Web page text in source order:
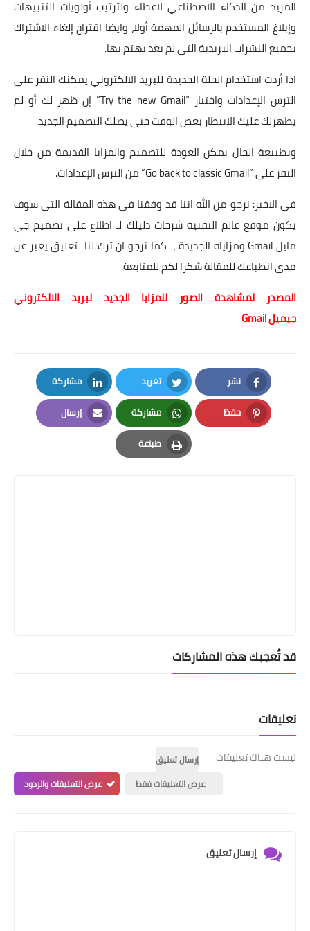
المزيد من الذكاء الاصطناعي لاعطاء ولترتيب أولويات التنبيهات
وإبلاغ المستخدم بالرسائل المهمة أولا، وايضا اقتراح إلغاء الاشتراك
بجميع النشرات البريدية التي لم يعد يهتم بها.
اذا أردت استخدام الحلة الجديدة للبريد الالكتروني يمكنك النقر على
الترس الإعدادات واختيار “Try the new Gmail” إن ظهر لك أو لم
يظهرلك عليك الانتظار بعض الوقت حتى يصلك التصميم الجديد.
وبطبيعة الحال يمكن العودة للتصميم والمزايا القديمة من خلال
النقر على “Go back to classic Gmail” من الترس الإعدادات.
في الاخير: نرجو من الله اننا قد وفقنا في هذه المقالة التي سوف
يكون موقع عالم التقنية شرحات دليلك لـ اطلاع على تصميم جي
مايل Gmail ومزاياه الجديدة ، كما نرجو ان ترك لنا تعليق يعبر عن
مدى انطباعك للمقالة شكرا لكم للمتابعة.
المصدر لمشاهدة الصور للمزايا الجديد لبريد الالكتروني
جيميلGmail
نشر
Facebook
تغريد
Twitter
مشاركة
LinkedIn
حفظ
Pinterest
مشاركة
Whatsapp
إرسال
Email
طباعة
Print
قد تُعجبك هذه المشاركات
تعليقات
ليست هناك تعليقات
إرسال تعليق
عرض التعليقات فقط
عرض التعليقات والردود
إرسال تعليق